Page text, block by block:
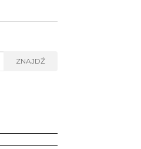
ZNAJDŹ